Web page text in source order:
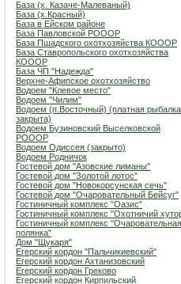
База (х. Казаче-Малеваный)
База (х.Красный)
База в Ейском районе
База Павловской РОООР
База Пшадского охотхозяйства КОООР
База Ставропольского охотхозяйства
КОООР
База ЧП "Надежда"
Верхне-Афипское охотхозяйство
Водоем "Клевое место"
Водоем "Чилим"
Водоем (п.Восточный) (платная рыбалка
закрыта)
Водоем Бузиновский Выселковской
РОООР
Водоем Одиссея (закрыто)
Водоем Родничок
Гостевой дом "Азовские лиманы"
Гостевой дом "Золотой лотос"
Гостевой дом "Новокорсунская сечь"
Гостевой дом "Очаровательный Бейсуг"
Гостиничный комплекс "Оазис"
Гостиничный комплекс "Охотничий
Гостиничный комплекс "Очаровательная
полянка"
Дом "Щукаря"
Егерский кордон "Пальчикиевский"
Егерский кордон Ахтанизовский
Егерский кордон Греково
Егерский кордон Кирпильский